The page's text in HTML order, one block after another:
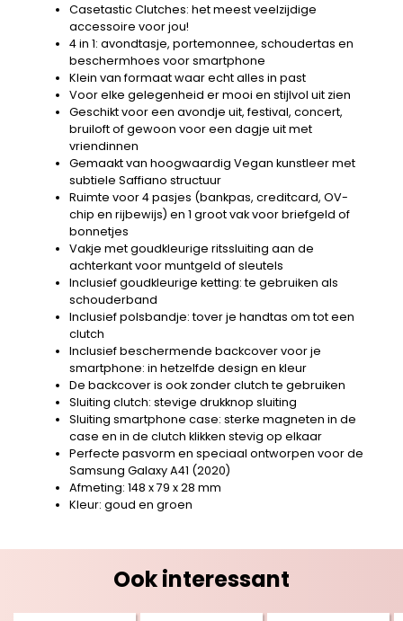
Casetastic Clutches: het meest veelzijdige
accessoire voor jou!
4 in 1: avondtasje, portemonnee, schoudertas en
beschermhoes voor smartphone
Klein van formaat waar echt alles in past
Voor elke gelegenheid er mooi en stijlvol uit zien
Geschikt voor een avondje uit, festival, concert,
bruiloft of gewoon voor een dagje uit met
vriendinnen
Gemaakt van hoogwaardig Vegan kunstleer met
subtiele Saffiano structuur
Ruimte voor 4 pasjes (bankpas, creditcard, OV-
chip en rijbewijs) en 1 groot vak voor briefgeld of
bonnetjes
Vakje met goudkleurige ritssluiting aan de
achterkant voor muntgeld of sleutels
Inclusief goudkleurige ketting: te gebruiken als
schouderband
Inclusief polsbandje: tover je handtas om tot een
clutch
Inclusief beschermende backcover voor je
smartphone: in hetzelfde design en kleur
De backcover is ook zonder clutch te gebruiken
Sluiting clutch: stevige drukknop sluiting
Sluiting smartphone case: sterke magneten in de
case en in de clutch klikken stevig op elkaar
Perfecte pasvorm en speciaal ontworpen voor de
Samsung Galaxy A41 (2020)
Afmeting: 148 x 79 x 28 mm
Kleur: goud en groen
Ook interessant